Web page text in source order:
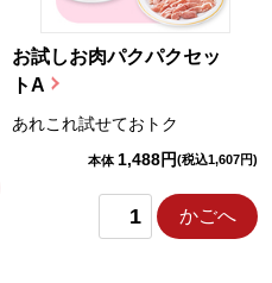
お試しお肉パクパクセッ
トA
あれこれ試せておトク
本体 1,488円(税込1,607円)
かごへ